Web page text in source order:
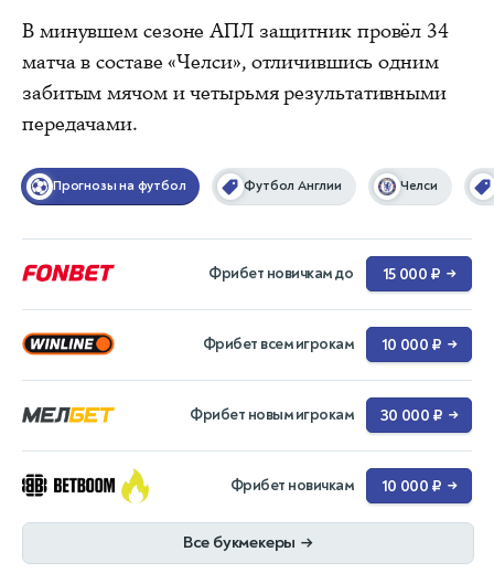
В минувшем сезоне АПЛ защитник провёл 34
матча в составе «Челси», отличившись одним
забитым мячом и четырьмя результативными
передачами.
Прогнозы на футбол Футбол Англии Челси
Фрибет новичкам до 15 000 ₽ →
Фрибет всем игрокам 10 000 ₽ →
Фрибет новым игрокам 30 000 ₽ →
Фрибет новичкам 10 000 ₽ →
Все букмекеры →